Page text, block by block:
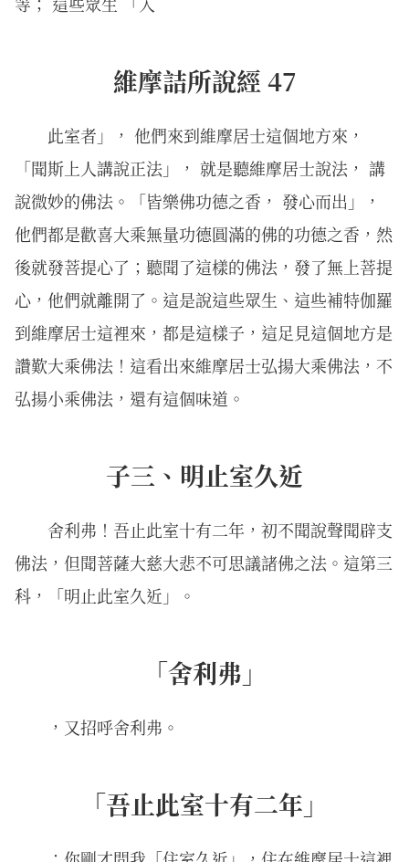
維摩詰所說經 47
此室者」， 他們來到維摩居士這個地方來，
「聞斯上人講說正法」， 就是聽維摩居士說法， 講
說微妙的佛法。「皆樂佛功德之香， 發心而出」，
他們都是歡喜大乘無量功德圓滿的佛的功德之香，然
後就發菩提心了；聽聞了這樣的佛法，發了無上菩提
心，他們就離開了。這是說這些眾生、這些補特伽羅
到維摩居士這裡來，都是這樣子，這足見這個地方是
讚歎大乘佛法！這看出來維摩居士弘揚大乘佛法，不
弘揚小乘佛法，還有這個味道。
子三、明止室久近
舍利弗！吾止此室十有二年，初不聞說聲聞辟支
佛法，但聞菩薩大慈大悲不可思議諸佛之法。這第三
科，「明止此室久近」。
「舍利弗」
，又招呼舍利弗。
「吾止此室十有二年」